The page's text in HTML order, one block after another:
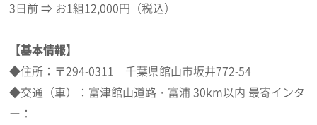
3日前 ⇒ お1組12,000円（税込）
【基本情報】
◆住所：〒294-0311 千葉県館山市坂井772-54
◆交通（車）：富津館山道路・富浦 30km以内 最寄インタ
ー：